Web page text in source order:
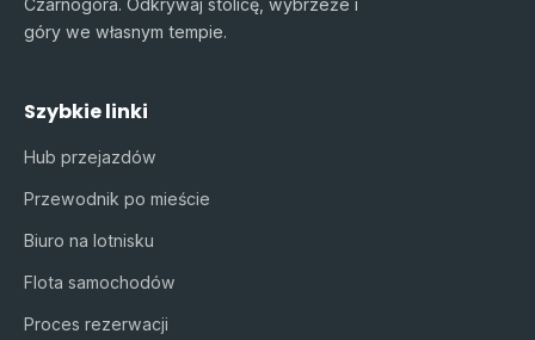
Czarnogóra. Odkrywaj stolicę, wybrzeże i
góry we własnym tempie.
Szybkie linki
Hub przejazdów
Przewodnik po mieście
Biuro na lotnisku
Flota samochodów
Proces rezerwacji